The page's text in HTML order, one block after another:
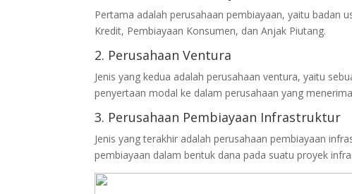
Pertama adalah perusahaan pembiayaan, yaitu badan
Kredit, Pembiayaan Konsumen, dan Anjak Piutang.
2. Perusahaan Ventura
Jenis yang kedua adalah perusahaan ventura, yaitu
penyertaan modal ke dalam perusahaan yang
3. Perusahaan Pembiayaan Infrastruktur
Jenis yang terakhir adalah perusahaan pembiayaan
pembiayaan dalam bentuk dana pada suatu proyek